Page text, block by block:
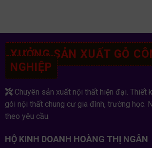
XƯỞNG SẢN XUẤT GỖ
NGHIỆP
Chuyên sản xuất nội thất hiện đại. Thiết
gói nội thất chung cư gia đình, trường học.
theo yêu cầu.
HỘ KINH DOANH HOÀNG THỊ NGÂN